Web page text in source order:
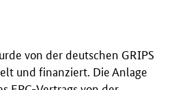
von der deutschen GRIPS
und finanziert. Die Anlage